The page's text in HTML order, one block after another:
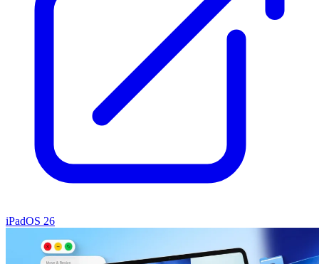
iPadOS 26